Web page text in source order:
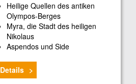
Heilige Quellen des antiken
Olympos-Berges
Myra, die Stadt des heiligen
Nikolaus
Aspendos und Side
Details